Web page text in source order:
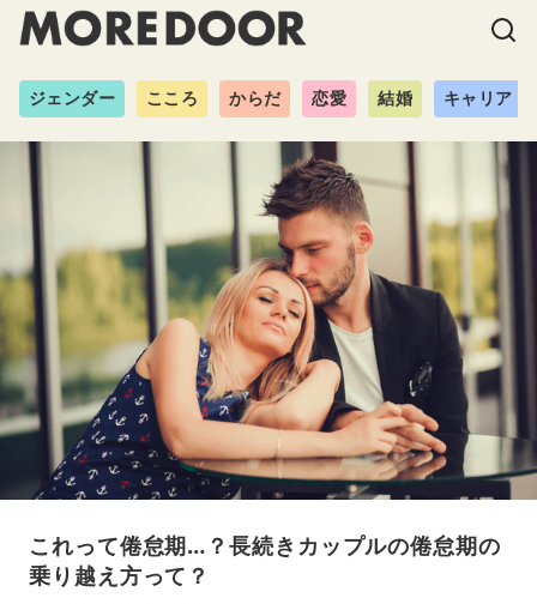
ジェンダー こころ からだ 恋愛 結婚 キャリア
これって倦怠期…？長続きカップルの倦怠期の
乗り越え方って？